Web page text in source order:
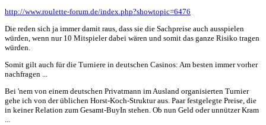
http://www.roulette-forum.de/index.php?showtopic=6476
Die reden sich ja immer damit raus, dass sie die Sachpreise auch ausspielen
würden, wenn nur 10 Mitspieler dabei wären und somit das ganze Risiko tragen
würden.
Somit gilt auch für die Turniere in deutschen Casinos: Am besten immer vorher
nachfragen ...
Bei 'nem von einem deutschen Privatmann im Ausland organisierten Turnier
gehe ich von der üblichen Horst-Koch-Struktur aus. Paar festgelegte Preise, die
in keiner Relation zum Gesamt-BuyIn stehen. Ob nun Geld oder unnützer Kram
...